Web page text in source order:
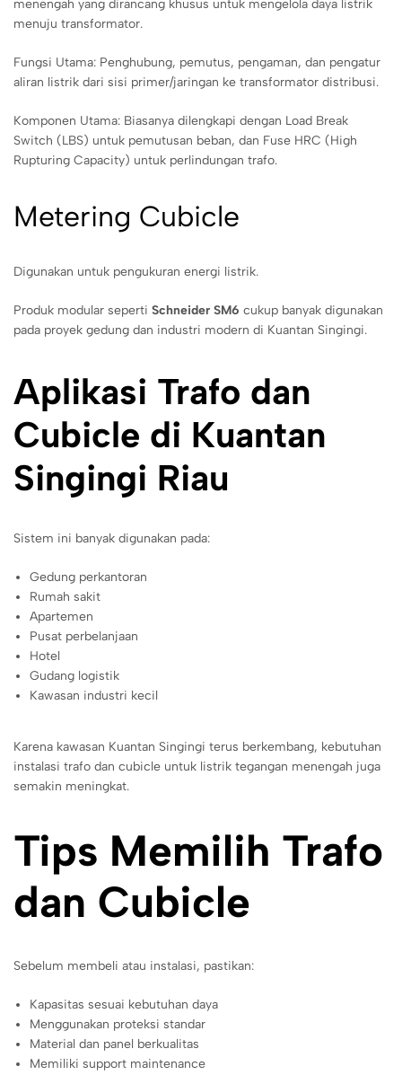
menengah yang dirancang khusus untuk mengelola daya listrik
menuju transformator.
Fungsi Utama: Penghubung, pemutus, pengaman, dan pengatur
aliran listrik dari sisi primer/jaringan ke transformator distribusi.
Komponen Utama: Biasanya dilengkapi dengan Load Break
Switch (LBS) untuk pemutusan beban, dan Fuse HRC (High
Rupturing Capacity) untuk perlindungan trafo.
Metering Cubicle
Digunakan untuk pengukuran energi listrik.
Produk modular seperti Schneider SM6 cukup banyak digunakan
pada proyek gedung dan industri modern di Kuantan Singingi.
Aplikasi Trafo dan
Cubicle di Kuantan
Singingi Riau
Sistem ini banyak digunakan pada:
Gedung perkantoran
Rumah sakit
Apartemen
Pusat perbelanjaan
Hotel
Gudang logistik
Kawasan industri kecil
Karena kawasan Kuantan Singingi terus berkembang, kebutuhan
instalasi trafo dan cubicle untuk listrik tegangan menengah juga
semakin meningkat.
Tips Memilih Trafo
dan Cubicle
Sebelum membeli atau instalasi, pastikan:
Kapasitas sesuai kebutuhan daya
Menggunakan proteksi standar
Material dan panel berkualitas
Memiliki support maintenance